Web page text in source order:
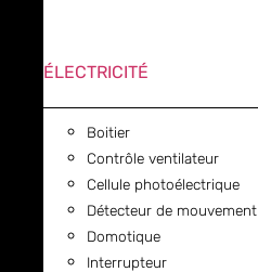
ÉLECTRICITÉ
Boitier
Contrôle ventilateur
Cellule photoélectrique
Détecteur de mouvement
Domotique
Interrupteur